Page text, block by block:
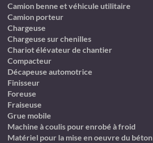
Camion benne et véhicule utilitaire
Camion porteur
Chargeuse
Chargeuse sur chenilles
Chariot élévateur de chantier
Compacteur
Décapeuse automotrice
Finisseur
Foreuse
Fraiseuse
Grue mobile
Machine à coulis pour enrobé à froid
Matériel pour la mise en oeuvre du béton